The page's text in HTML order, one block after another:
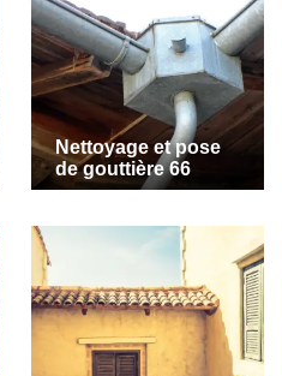
Nettoyage et pose
de gouttière 66